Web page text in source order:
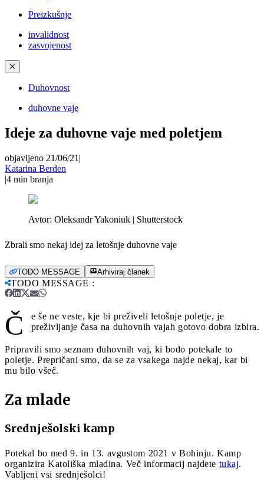
Preizkušnje
invalidnost
zasvojenost
✕
Duhovnost
duhovne vaje
Ideje za duhovne vaje med poletjem
objavljeno 21/06/21 |
Katarina Berden
|4 min branja
Avtor: Oleksandr Yakoniuk | Shutterstock
Zbrali smo nekaj idej za letošnje duhovne vaje
TODO MESSAGE Arhiviraj članek
TODO MESSAGE :
Č
e še ne veste, kje bi preživeli letošnje poletje, je
preživljanje časa na duhovnih vajah gotovo dobra izbira.
Pripravili smo seznam duhovnih vaj, ki bodo potekale to
poletje. Prepričani smo, da se za vsakega najde nekaj, kar bi
mu bilo všeč.
Za mlade
Srednješolski kamp
Potekal bo med 9. in 13. avgustom 2021 v Bohinju. Kamp
organizira Katoliška mladina. Več informacij najdete tukaj.
Vabljeni vsi srednješolci!